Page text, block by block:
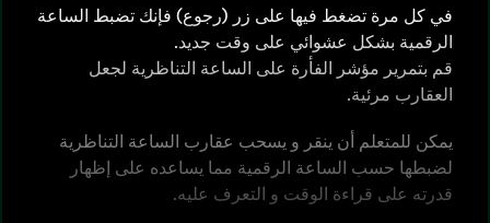
في كل مرة تضغط فيها على زر (رجوع) فإنك تضبط الساعة
الرقمية بشكل عشوائي على وقت جديد.
قم بتمرير مؤشر الفأرة على الساعة التناظرية لجعل
العقارب مرئية.
يمكن للمتعلم أن ينقر و يسحب عقارب الساعة التناظرية
لضبطها حسب الساعة الرقمية مما يساعده على إظهار
قدرته على قراءة الوقت و التعرف عليه.